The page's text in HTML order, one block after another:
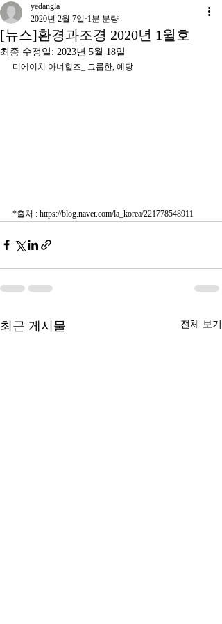
[뉴스]환경과조경 2020년 1월호
yedangla
2020년 2월 7일 1분 분량
최종 수정일: 2023년 5월 18일
디에이치 아너힐즈_ 그룹한, 예당
*출처 : https://blog.naver.com/la_korea/221778548911
최근 게시물 전체 보기